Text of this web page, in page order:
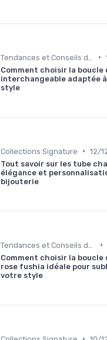
•
Comment choisir la boucle
interchangeable adaptée
style
Collections Signature • 12/
Tout savoir sur les tube
élégance et
bijouterie
•
Comment choisir la boucle
rose fushia idéale pour
votre style